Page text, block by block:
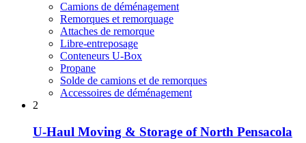
Camions de déménagement
Remorques et remorquage
Attaches de remorque
Libre-entreposage
Conteneurs U-Box
Propane
Solde de camions et de remorques
Accessoires de déménagement
2
U-Haul Moving & Storage of North Pensacola